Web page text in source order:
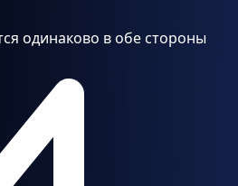
одинаково в обе стороны